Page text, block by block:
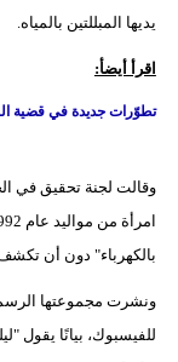
يديها المبللتين بالمياه.
اقرأ أيضأ:
تطوّرات جديدة في قضية
وقالت لجنة تحقيق في
بالكهرباء" دون أن
ونشرت مجموعتها
للفيسبوك، بيانًا يقول